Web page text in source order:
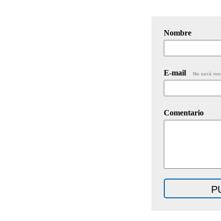
Nombre
E-mail No será
Comentario